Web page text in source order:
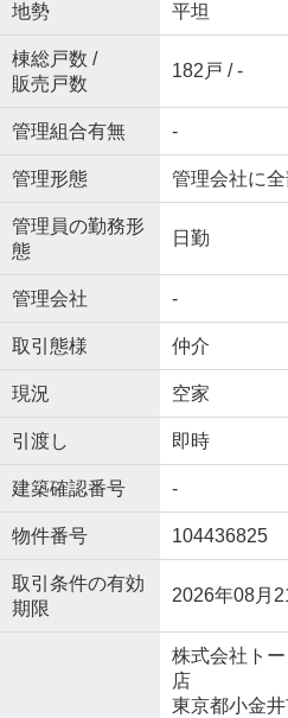
地勢 平坦
棟総戸数 /
販売戸数
182戸 / -
管理組合有無 -
管理形態 管理会社に
管理員の勤務形
態
日勤
管理会社 -
取引態様 仲介
現況 空家
引渡し 即時
建築確認番号 -
物件番号 104436825
取引条件の有効
期限
2026年08月
株式会社ト
店
東京都小金